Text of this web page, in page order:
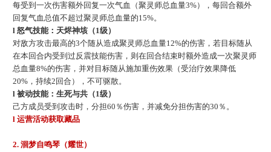
每受到一次伤害额外回复一次气血（聚灵师总血量3%），每回合额外
回复气血总值不超过聚灵师总血量的15%。
l 怒气技能：天烬神垓（1级）
对敌方攻击最高的3个随从造成聚灵师总血量12%的伤害，若目标随从
在本回合内受到过反震技能伤害，则在回合结束时额外造成一次聚灵师
总血量8%的伤害，并对目标随从施加重伤效果（受治疗效果降低
20%，持续2回合），不可驱散。
l 被动技能：生死与共（1级）
己方成员受到攻击时，分担60％伤害，并减免分担伤害的30％。
l 运营活动获取藏品
2. 洄梦自鸣琴（耀世）